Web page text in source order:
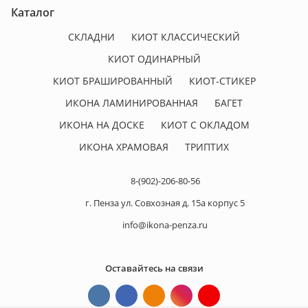
Каталог
СКЛАДНИ
КИОТ КЛАССИЧЕСКИЙ
КИОТ ОДИНАРНЫЙ
КИОТ БРАШИРОВАННЫЙ
КИОТ-СТИКЕР
ИКОНА ЛАМИНИРОВАННАЯ
БАГЕТ
ИКОНА НА ДОСКЕ
КИОТ С ОКЛАДОМ
ИКОНА ХРАМОВАЯ
ТРИПТИХ
8-(902)-206-80-56
г. Пенза ул. Совхозная д. 15а корпус 5
info@ikona-penza.ru
Оставайтесь на связи